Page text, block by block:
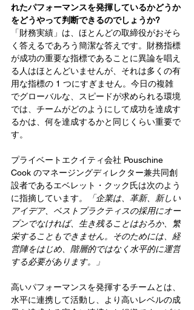
れたパフォーマンスを発揮しているかどうか
をどうやって判断できるのでしょうか?
「財務実績」は、ほとんどの取締役がおそら
く答えるであろう簡潔な答えです。財務指標
が成功の重要な指標であることに異論を唱え
る人はほとんどいませんが、それは多くの有
用な指標の 1 つにすぎません。今日の複雑
でグローバルな、スピードが求められる環境
では、チームがどのようにして成功を達成す
るかは、何を達成するかと同じくらい重要で
す。
プライベートエクイティ会社 Pouschine
Cook のマネージングディレクター兼共同創
設者であるエベレット・クック氏は次のよう
に指摘しています。「企業は、革新、新しい
アイデア、ベストプラクティスの採用にオー
プンでなければ、生き残ることはおろか、繁
栄することもできません。そのためには、経
営陣をはじめ、階層的ではなく水平的に運営
する必要があります。」
高いパフォーマンスを発揮するチームとは、
水平に連携して活動し、より高いレベルの成